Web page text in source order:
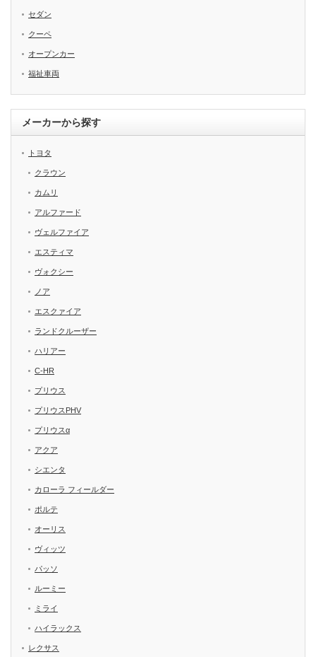
セダン
クーペ
オープンカー
福祉車両
メーカーから探す
トヨタ
クラウン
カムリ
アルファード
ヴェルファイア
エスティマ
ヴォクシー
ノア
エスクァイア
ランドクルーザー
ハリアー
C-HR
プリウス
プリウスPHV
プリウスα
アクア
シエンタ
カローラ フィールダー
ポルテ
オーリス
ヴィッツ
パッソ
ルーミー
ミライ
ハイラックス
レクサス